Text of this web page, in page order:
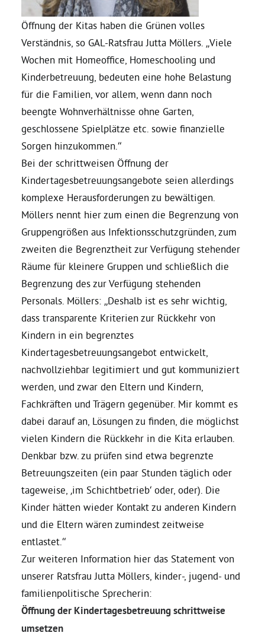
Grüne im Rathaus
Ratsmitglieder 2025 – 2030
Ratsanträge
Fraktionsgeschäftsstelle
Bezirksvertretungen
Aktiv werden
Termine
Arbeitsgruppen
Mitglied werden
Engagement-Sprechstunde
Grüne Jugend
CampusGrün
Aktuelles
Termine
Öffnung der Kitas haben die Grünen volles
Verständnis, so GAL-Ratsfrau Jutta Möllers. „Viele
Wochen mit Homeoffice, Homeschooling und
Kinderbetreuung, bedeuten eine hohe Belastung
für die Familien, vor allem, wenn dann noch
beengte Wohnverhältnisse ohne Garten,
geschlossene Spielplätze etc. sowie finanzielle
Sorgen hinzukommen.“
Bei der schrittweisen Öffnung der
Kindertagesbetreuungsangebote seien allerdings
komplexe Herausforderungen zu bewältigen.
Möllers nennt hier zum einen die Begrenzung von
Gruppengrößen aus Infektionsschutzgründen, zum
zweiten die Begrenztheit zur Verfügung stehender
Räume für kleinere Gruppen und schließlich die
Begrenzung des zur Verfügung stehenden
Personals. Möllers: „Deshalb ist es sehr wichtig,
dass transparente Kriterien zur Rückkehr von
Kindern in ein begrenztes
Kindertagesbetreuungsangebot entwickelt,
nachvollziehbar legitimiert und gut kommuniziert
werden, und zwar den Eltern und Kindern,
Fachkräften und Trägern gegenüber. Mir kommt es
dabei darauf an, Lösungen zu finden, die möglichst
vielen Kindern die Rückkehr in die Kita erlauben.
Denkbar bzw. zu prüfen sind etwa begrenzte
Betreuungszeiten (ein paar Stunden täglich oder
tageweise, ‚im Schichtbetrieb‘ oder, oder). Die
Kinder hätten wieder Kontakt zu anderen Kindern
und die Eltern wären zumindest zeitweise
entlastet.“
Zur weiteren Information hier das Statement von
unserer Ratsfrau Jutta Möllers, kinder-, jugend- und
familienpolitische Sprecherin:
Öffnung der Kindertagesbetreuung schrittweise
umsetzen